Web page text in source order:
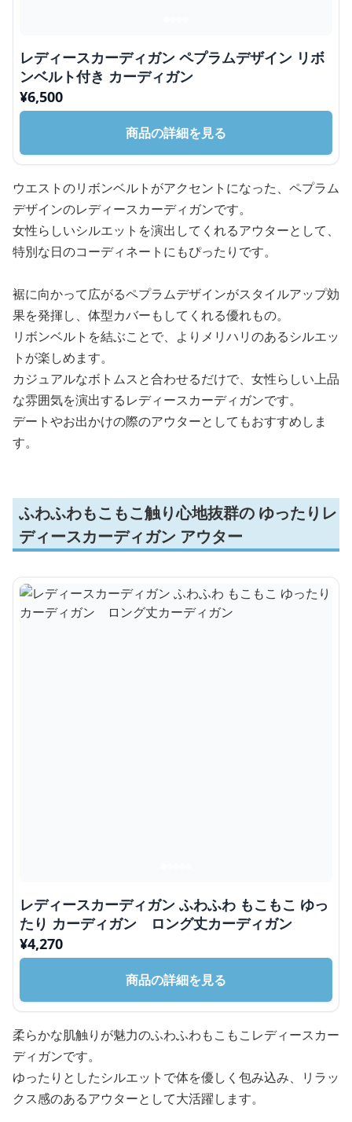
レディースカーディガン ペプラムデザイン リボ
ンベルト付き カーディガン
¥6,500
商品の詳細を見る
ウエストのリボンベルトがアクセントになった、ペプラム
デザインのレディースカーディガンです。
女性らしいシルエットを演出してくれるアウターとして、
特別な日のコーディネートにもぴったりです。
裾に向かって広がるペプラムデザインがスタイルアップ効
果を発揮し、体型カバーもしてくれる優れもの。
リボンベルトを結ぶことで、よりメリハリのあるシルエッ
トが楽しめます。
カジュアルなボトムスと合わせるだけで、女性らしい上品
な雰囲気を演出するレディースカーディガンです。
デートやお出かけの際のアウターとしてもおすすめしま
す。
ふわふわもこもこ触り心地抜群の ゆったりレ
ディースカーディガン アウター
レディースカーディガン ふわふわ もこもこ ゆっ
たり カーディガン ロング丈カーディガン
¥4,270
商品の詳細を見る
柔らかな肌触りが魅力のふわふわもこもこレディースカー
ディガンです。
ゆったりとしたシルエットで体を優しく包み込み、リラッ
クス感のあるアウターとして大活躍します。